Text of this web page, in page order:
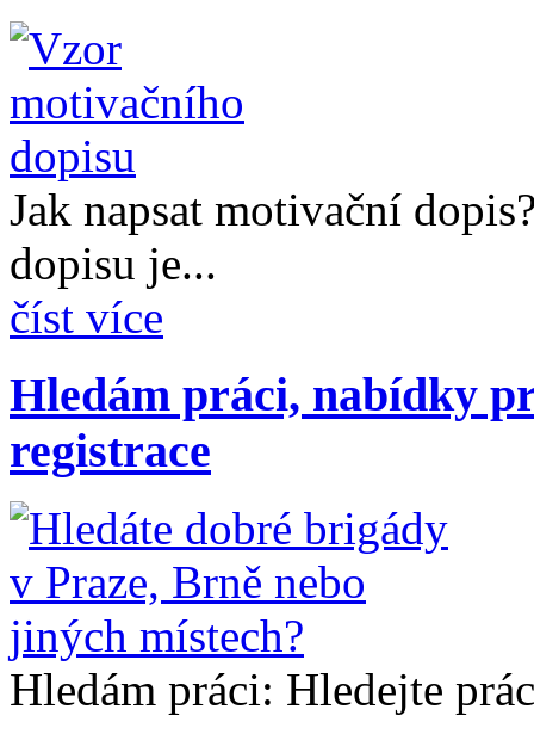
Jak napsat motivační
dopisu je...
číst více
Hledám práci, nabídky
registrace
Hledám práci: Hledejte